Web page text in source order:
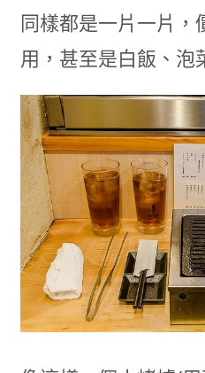
同樣都是一片一片，
用，甚至是白飯、泡